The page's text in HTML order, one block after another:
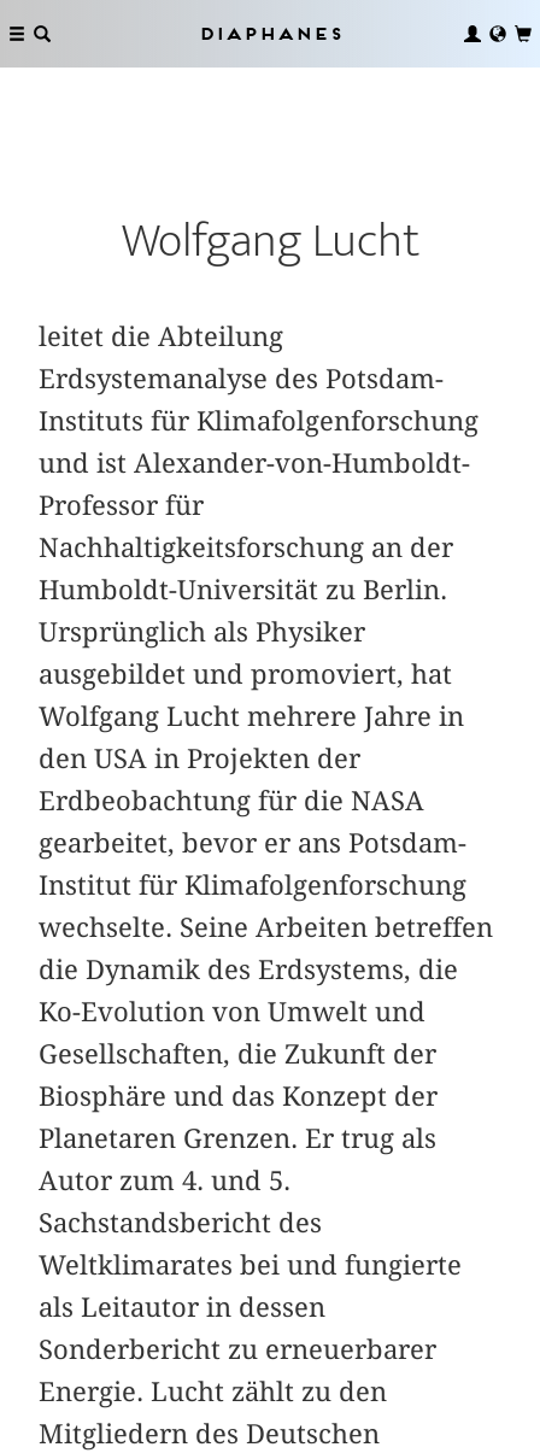
Diaphanes
Wolfgang Lucht
leitet die Abteilung
Erdsystemanalyse des Potsdam-
Instituts für Klimafolgenforschung
und ist Alexander-von-Humboldt-
Professor für
Nachhaltigkeitsforschung an der
Humboldt-Universität zu Berlin.
Ursprünglich als Physiker
ausgebildet und promoviert, hat
Wolfgang Lucht mehrere Jahre in
den USA in Projekten der
Erdbeobachtung für die NASA
gearbeitet, bevor er ans Potsdam-
Institut für Klimafolgenforschung
wechselte. Seine Arbeiten betreffen
die Dynamik des Erdsystems, die
Ko-Evolution von Umwelt und
Gesellschaften, die Zukunft der
Biosphäre und das Konzept der
Planetaren Grenzen. Er trug als
Autor zum 4. und 5.
Sachstandsbericht des
Weltklimarates bei und fungierte
als Leitautor in dessen
Sonderbericht zu erneuerbarer
Energie. Lucht zählt zu den
Mitgliedern des Deutschen